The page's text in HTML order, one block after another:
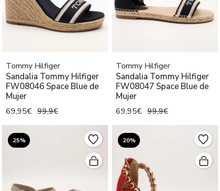
Tommy Hilfiger
Sandalia Tommy Hilfiger
FW08046 Space Blue de
Mujer
69,95€ 99,9€
Tommy Hilfiger
Sandalia Tommy Hilfiger
FW08047 Space Blue de
Mujer
69,95€ 99,9€
25% 20%